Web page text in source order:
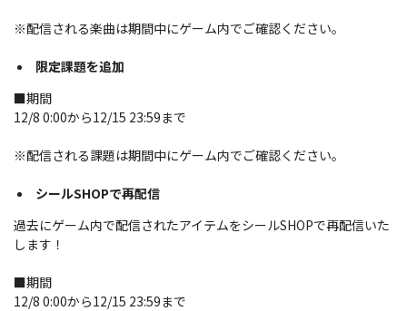
※配信される楽曲は期間中にゲーム内でご確認ください。
限定課題を追加
■期間
12/8 0:00から12/15 23:59まで
※配信される課題は期間中にゲーム内でご確認ください。
シールSHOPで再配信
過去にゲーム内で配信されたアイテムをシールSHOPで再配信いた
します！
■期間
12/8 0:00から12/15 23:59まで